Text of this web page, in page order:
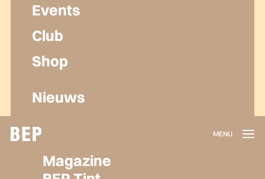
Magazine
Events
Club
Shop
Nieuws
Lidmaatschap
Herroepen